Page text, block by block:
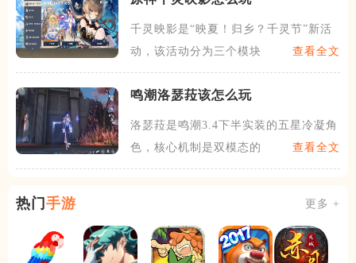
千灵映影是“映夏！归乡？千灵节”新活
动，该活动分为三个模块，
查看全文
鸣潮洛瑟菈该怎么玩
洛瑟菈是鸣潮3.4下半实装的五星冷凝角
色，核心机制是双模态的
查看全文
热门 手游 更多 +